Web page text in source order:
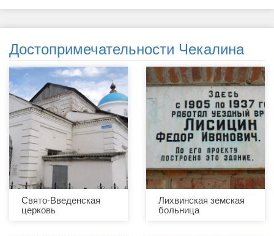
Достопримечательности Чекалина
Свято-Введенская
церковь
Лихвинская земская
больница